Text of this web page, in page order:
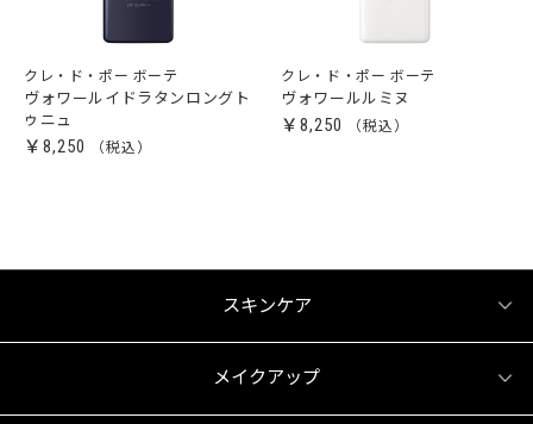
クレ・ド・ポー ボーテ
ヴォワールイドラタンロングト
ゥニュ
￥8,250
クレ・ド・ポー ボーテ
ヴォワールルミヌ
￥8,250
スキンケア
メイクアップ